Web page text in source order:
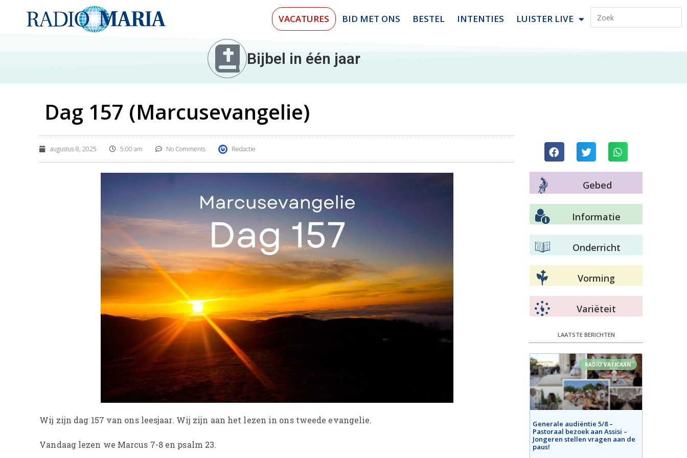
VACATURES BID MET ONS BESTEL INTENTIES LUISTER LIVE
Bijbel in één jaar
Dag 157 (Marcusevangelie)
augustus 8, 2025 5:00 am No Comments Redactie
Wij zijn dag 157 van ons leesjaar. Wij zijn aan het lezen in ons tweede evangelie.
Vandaag lezen we Marcus 7-8 en psalm 23.
Gebed
Informatie
Onderricht
Vorming
Variëteit
LAATSTE BERICHTEN
RADIO VATICAAN
Generale audiëntie 5/8 –
Pastoraal bezoek aan Assisi –
Jongeren stellen vragen aan de
paus!